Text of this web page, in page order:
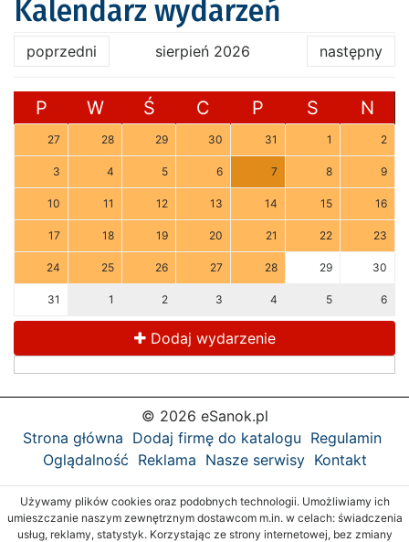
Kalendarz wydarzeń
poprzedni sierpień 2026 następny
P W Ś C P S N
27 28 29 30 31 1 2
3 4 5 6 7 8 9
10 11 12 13 14 15 16
17 18 19 20 21 22 23
24 25 26 27 28 29 30
31 1 2 3 4 5 6
Dodaj wydarzenie
© 2026 eSanok.pl
Strona główna Dodaj firmę do katalogu Regulamin
Oglądalność Reklama Nasze serwisy Kontakt
Używamy plików cookies oraz podobnych technologii. Umożliwiamy ich
umieszczanie naszym zewnętrznym dostawcom m.in. w celach: świadczenia
usług, reklamy, statystyk. Korzystając ze strony internetowej, bez zmiany